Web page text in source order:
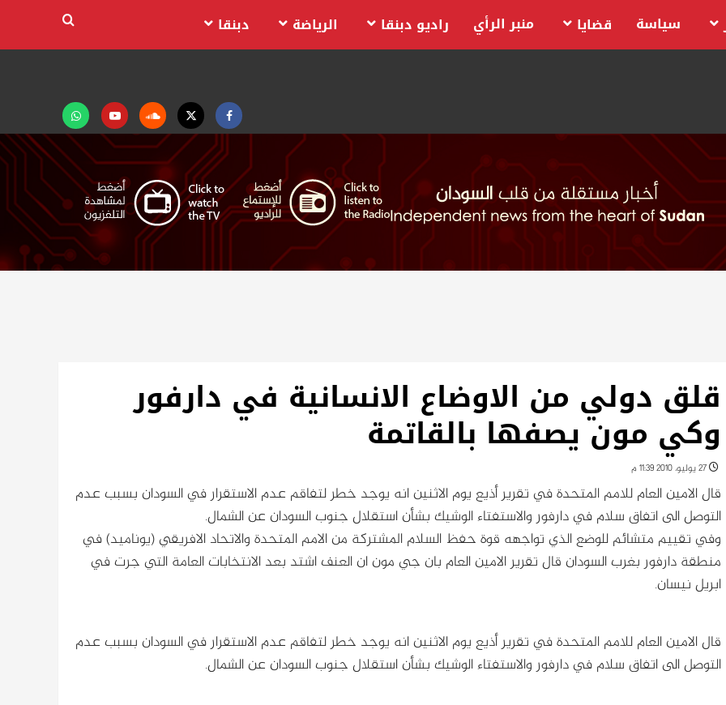
Facebook
Twitter
Soundcloud
Youtubeتابعنا
على
واتساب
سياسة قضايا منبر الرأي راديو دبنقا الرياضة دبنقا
قلق دولي من الاوضاع الانسانية في دارفور
وكي مون يصفها بالقاتمة
27 يوليو، 2010 11:39 م
قال الامين العام للامم المتحدة في تقرير أذيع يوم الاثنين انه يوجد خطر لتفاقم عدم الاستقرار في السودان بسبب عدم
التوصل الى اتفاق سلام في دارفور والاستفتاء الوشيك بشأن استقلال جنوب السودان عن الشمال.
وفي تقييم متشائم للوضع الذي تواجهه قوة حفظ السلام المشتركة من الامم المتحدة والاتحاد الافريقي (يوناميد) في
منطقة دارفور بغرب السودان قال تقرير الامين العام بان جي مون ان العنف اشتد بعد الانتخابات العامة التي جرت في
ابريل نيسان.
قال الامين العام للامم المتحدة في تقرير أذيع يوم الاثنين انه يوجد خطر لتفاقم عدم الاستقرار في السودان بسبب عدم
التوصل الى اتفاق سلام في دارفور والاستفتاء الوشيك بشأن استقلال جنوب السودان عن الشمال.